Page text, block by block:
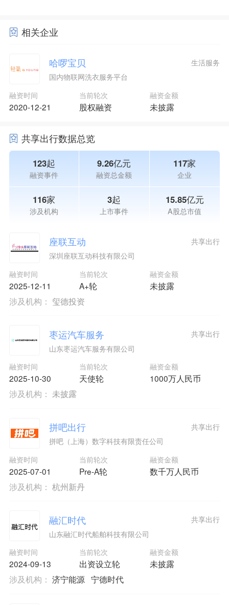
相关企业
哈啰宝贝
国内物联网洗衣服务平台
生活服务
融资时间
2020-12-21
当前轮次
股权融资
融资金额
未披露
共享出行数据总览
123起
融资事件
9.26亿元
融资总金额
117家
企业
116家
涉及机构
3起
上市事件
15.85亿元
A股总市值
座联互动
深圳座联互动科技有限公司
融资时间
2025-12-11
当前轮次
A+轮
融资金额
未披露
共享出行
涉及机构： 玺德投资
枣运汽车服务
山东枣运汽车服务有限公司
融资时间
2025-10-30
当前轮次
天使轮
融资金额
1000万人民币
共享出行
涉及机构： 未披露
拼吧出行
拼吧（上海）数字科技有限责任公司
融资时间
2025-07-01
当前轮次
Pre-A轮
融资金额
数千万人民币
共享出行
涉及机构： 杭州新丹
融汇时代
山东融汇时代船舶科技有限公司
融资时间
2024-09-13
当前轮次
出资设立轮
融资金额
未披露
共享出行
涉及机构： 济宁能源 宁德时代